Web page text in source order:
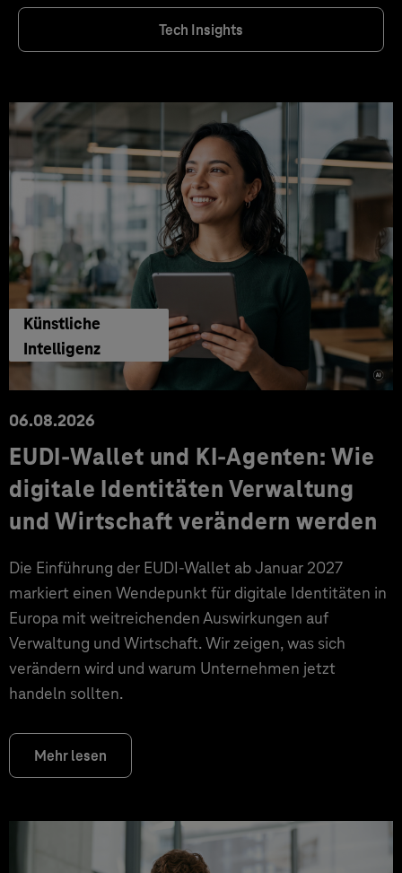
Tech Insights
Künstliche
Intelligenz
06.08.2026
EUDI-Wallet und KI-Agenten: Wie
digitale Identitäten Verwaltung
und Wirtschaft verändern werden
Die Einführung der EUDI-Wallet ab Januar 2027
markiert einen Wendepunkt für digitale Identitäten in
Europa mit weitreichenden Auswirkungen auf
Verwaltung und Wirtschaft. Wir zeigen, was sich
verändern wird und warum Unternehmen jetzt
handeln sollten.
Mehr lesen